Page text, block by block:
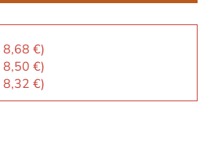
8,68 €)
8,50 €)
8,32 €)